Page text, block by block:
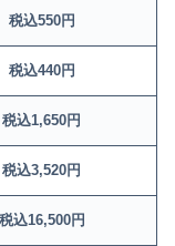
税込550円
税込440円
税込1,650円
税込3,520円
税込16,500円